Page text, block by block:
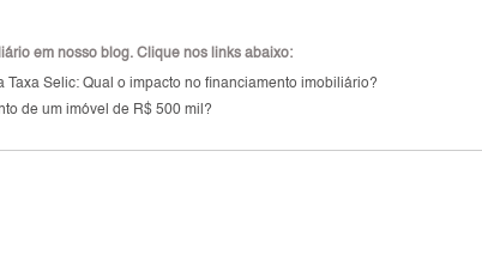
em nosso blog. Clique nos links abaixo:
Taxa Selic: Qual o impacto no financiamento imobiliário?
de um imóvel de R$ 500 mil?